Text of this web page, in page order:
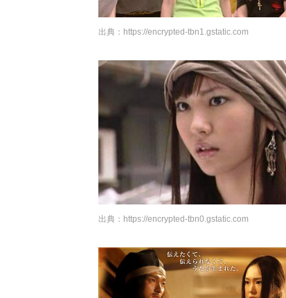
出典： https://encrypted-tbn1.gstatic.com
出典： https://encrypted-tbn0.gstatic.com